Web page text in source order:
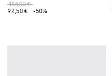
185,00 €
92,50 €
-50%